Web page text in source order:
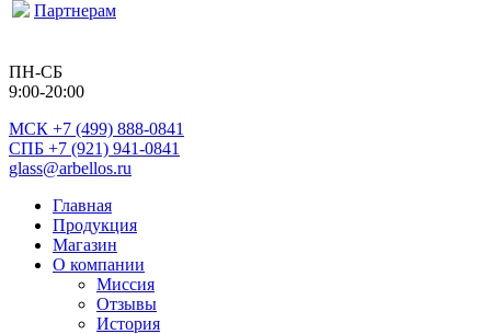
Партнерам
ПН-СБ
9:00-20:00
МСК +7 (499) 888-0841
СПБ +7 (921) 941-0841
glass@arbellos.ru
Главная
Продукция
Магазин
О компании
Миссия
Отзывы
История